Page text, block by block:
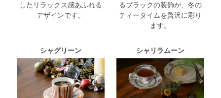
したリラックス感あふれる
デザインです。
るブラックの装飾が、冬の
ティータイムを贅沢に彩り
ます。
シャグリーン シャリラムーン